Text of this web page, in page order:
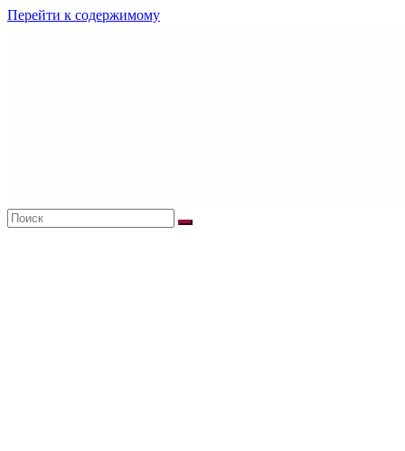
Перейти к содержимому